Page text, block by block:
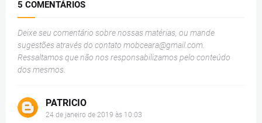
5 COMENTÁRIOS
Deixe seu comentário sobre nossas matérias, ou mande
sugestões através do contato mobceara@gmail.com.
Ressaltamos que não nos responsabilizamos pelo conteúdo
dos mesmos.
PATRICIO
24 de janeiro de 2019 às 10:03